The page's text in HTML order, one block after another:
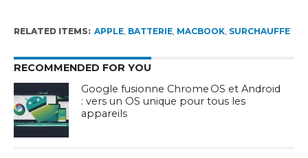
RELATED ITEMS: APPLE, BATTERIE, MACBOOK, SURCHAUFFE
RECOMMENDED FOR YOU
Google fusionne Chrome OS et Android
: vers un OS unique pour tous les
appareils